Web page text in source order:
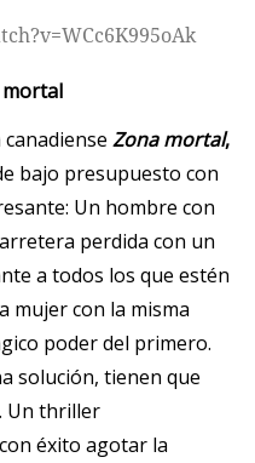
mortal
Zona mortal,
bajo presupuesto con
Un hombre con
perdida con un
a todos los que estén
mujer con la misma
poder del primero.
solución, tienen que
Un thriller
éxito agotar la